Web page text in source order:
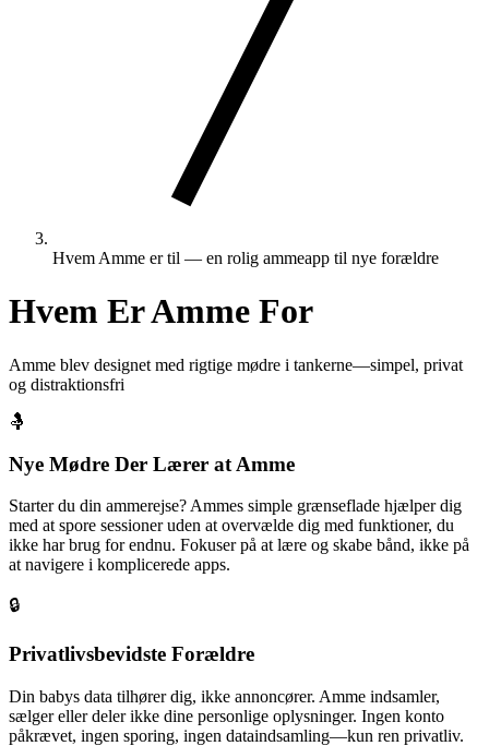
Hvem Amme er til — en rolig ammeapp til nye forældre
Hvem Er Amme For
Amme blev designet med rigtige mødre i tankerne—simpel, privat
og distraktionsfri
🤱
Nye Mødre Der Lærer at Amme
Starter du din ammerejse? Ammes simple grænseflade hjælper dig
med at spore sessioner uden at overvælde dig med funktioner, du
ikke har brug for endnu. Fokuser på at lære og skabe bånd, ikke på
at navigere i komplicerede apps.
🔒
Privatlivsbevidste Forældre
Din babys data tilhører dig, ikke annoncører. Amme indsamler,
sælger eller deler ikke dine personlige oplysninger. Ingen konto
påkrævet, ingen sporing, ingen dataindsamling—kun ren privatliv.